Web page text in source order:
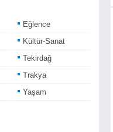
Eğlence
Kültür-Sanat
Tekirdağ
Trakya
Yaşam